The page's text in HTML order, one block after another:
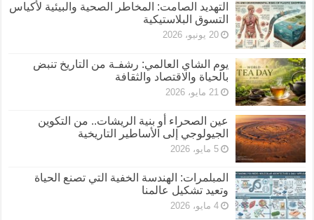
التهديد الصامت: المخاطر الصحية والبيئية لأكياس
التسوق البلاستيكية
20 يونيو، 2026
يوم الشاي العالمي: رشفـة من التاريخ تنبض
بالحياة والاقتصاد والثقافة
21 مايو، 2026
عين الصحراء أو بنية الريشات.. من التكوين
الجيولوجي إلى الأساطير التاريخية
5 مايو، 2026
المبلمرات: الهندسة الخفية التي تصنع الحياة
وتعيد تشكيل عالمنا
4 مايو، 2026